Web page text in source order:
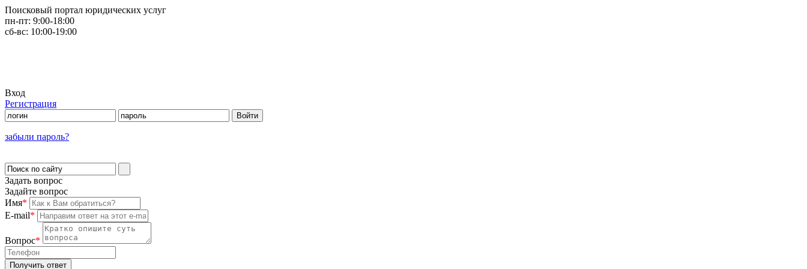
Поисковый портал юридических услуг
пн-пт: 9:00-18:00
сб-вс: 10:00-19:00
Вход
Регистрация
забыли пароль?
Задать вопрос
Задайте вопрос
Имя*
E-mail*
Вопрос*